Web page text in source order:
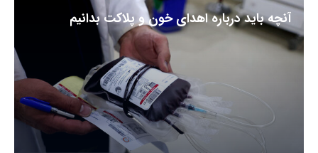
آنچه باید درباره اهدای خون و پلاکت بدانیم